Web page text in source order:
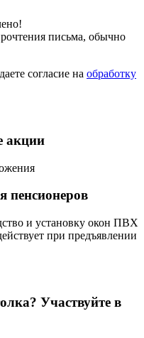
письма, обычно
согласие на обработку
акции
пенсионеров
и установку окон ПВХ
при предъявлении
Участвуйте в